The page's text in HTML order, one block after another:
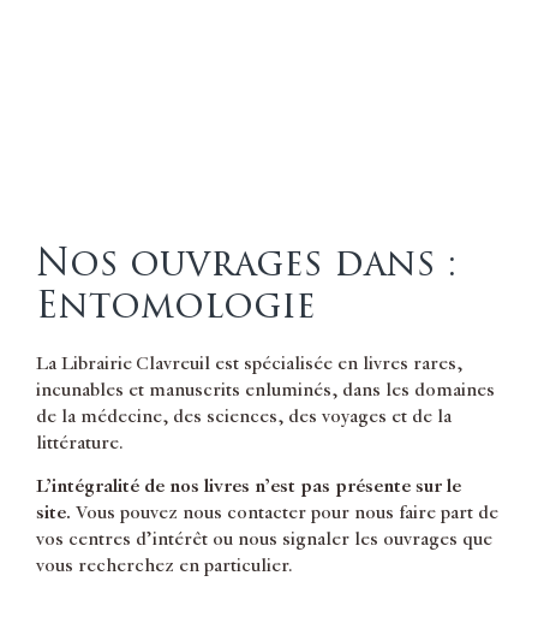
Nos ouvrages dans :
Entomologie
La Librairie Clavreuil est spécialisée en livres rares,
incunables et manuscrits enluminés, dans les domaines
de la médecine, des sciences, des voyages et de la
littérature.
L’intégralité de nos livres n’est pas présente sur le
site. Vous pouvez nous contacter pour nous faire part de
vos centres d’intérêt ou nous signaler les ouvrages que
vous recherchez en particulier.